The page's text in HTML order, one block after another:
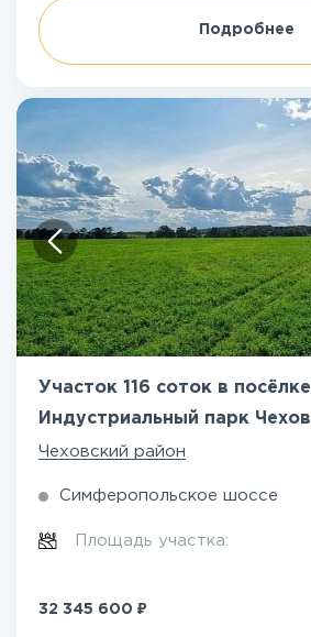
Подробнее
Участок 116 соток в посёлке
Индустриальный парк Чехов
Чеховский район
Симферопольское шоссе
Площадь участка:
32 345 600 ₽